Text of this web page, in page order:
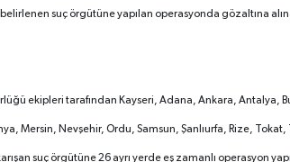
belirlenen suç örgütüne yapılan operasyonda gözaltına
ekipleri tarafından Kayseri, Adana, Ankara, Antalya,
Mersin, Nevşehir, Ordu, Samsun, Şanlıurfa, Rize,
suç örgütüne 26 ayrı yerde eş zamanlı operasyon